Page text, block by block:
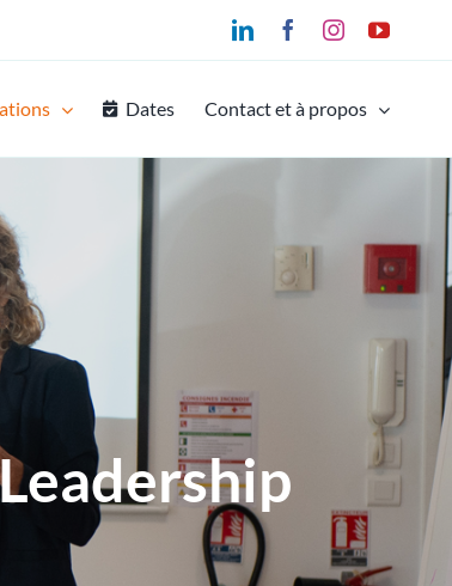
LinkedInFacebookInstagram
Dates Contact et à propos